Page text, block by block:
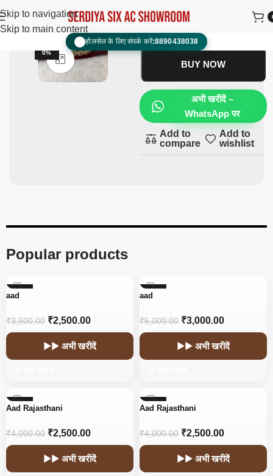
Skip to navigation
Skip to main content
📞 होलसेल के लिए संपर्क करें:8890438038
0%
Click to enlarge
Hair Band
₹500.00 ₹
BUY NOW
अभी खरीदें –
WhatsApp पर
Add to
compare
Add to
wishlist
Popular products
-29%
aad
₹3,500.00 ₹2,500.00
▶▶ अभी खरीदें
-40%
aad
₹5,000.00 ₹3,000.00
▶▶ अभी खरीदें
-38%
Aad Rajasthani
₹4,000.00 ₹2,500.00
▶▶ अभी खरीदें
-38%
Aad Rajasthani
₹4,000.00 ₹2,500.00
▶▶ अभी खरीदें